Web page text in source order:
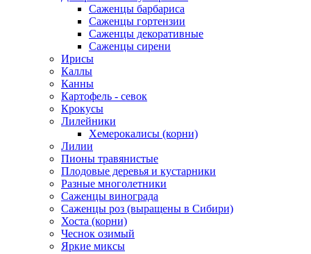
Саженцы барбариса
Саженцы гортензии
Саженцы декоративные
Саженцы сирени
Ирисы
Каллы
Канны
Картофель - севок
Крокусы
Лилейники
Хемерокалисы (корни)
Лилии
Пионы травянистые
Плодовые деревья и кустарники
Разные многолетники
Саженцы винограда
Саженцы роз (выращены в Сибири)
Хоста (корни)
Чеснок озимый
Яркие миксы